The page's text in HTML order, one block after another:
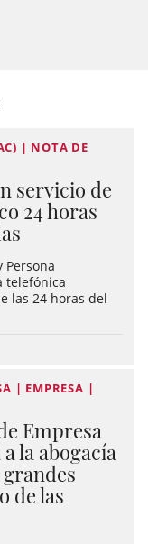
| NOTA DE
servicio de
24 horas
Persona
telefónica
las 24 horas del
| EMPRESA |
Empresa
la abogacía
de las